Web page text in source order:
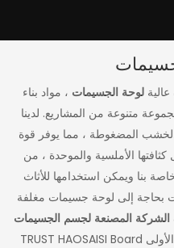
لوحة الجسيمات ، مواد بناء
متنوعة من المشاريع. لدينا
المضغوطة ، مما يوفر قوة
الأملسية والموحدة ، من
بنا ويمكن استخدامها للأثاث
بحاجة إلى لوحة جسيمات مغلفة
TRUST HAOSAISI Board لتزويدك بلوحة جسيمات من الدرجة الأولى